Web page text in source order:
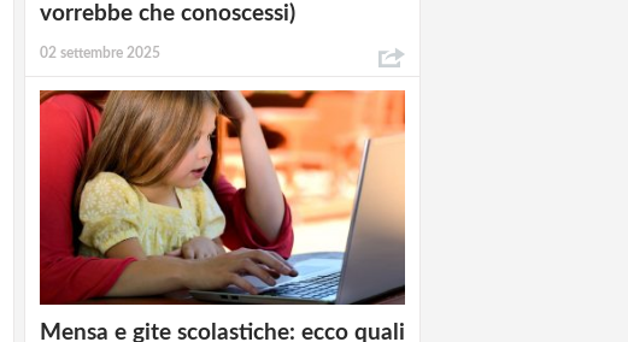
vorrebbe che conoscessi)
02 settembre 2025
Mensa e gite scolastiche: ecco quali